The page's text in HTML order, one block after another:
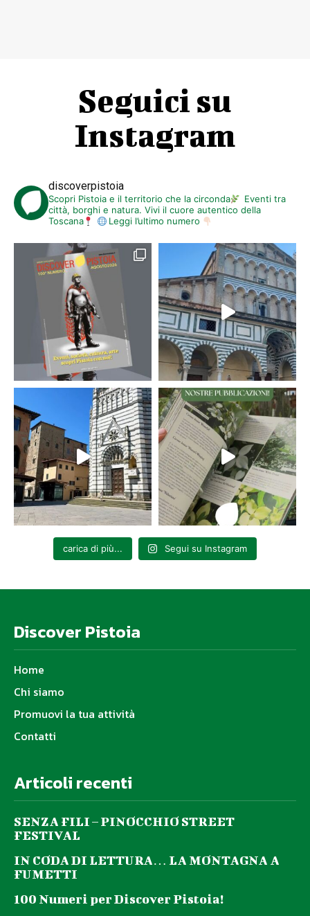
Seguici su
Instagram
discoverpistoia
Scopri Pistoia e il territorio che la circonda
Eventi tra
città, borghi e natura. Vivi il cuore autentico della
Toscana
Leggi l’ultimo numero
carica di più... Segui su Instagram
Discover Pistoia
Home
Chi siamo
Promuovi la tua attività
Contatti
Articoli recenti
SENZA FILI – PINOCCHIO STREET
FESTIVAL
IN CODA DI LETTURA… LA MONTAGNA A
FUMETTI
100 Numeri per Discover Pistoia!